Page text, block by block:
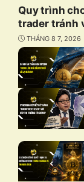
Quy trình
trader tránh
THÁNG 8 7, 2026